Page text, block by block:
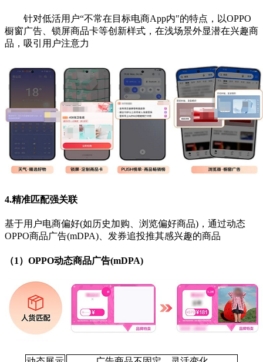
针对低活用户“不常在目标电商App内"的特点，以OPPO
橱窗广告、锁屏商品卡等创新样式，在浅场景外显潜在兴趣商
品，吸引用户注意力
4.精准匹配强关联
基于用户电商偏好(如历史加购、浏览偏好商品)，通过动态
OPPO商品广告(mDPA)、发券追投推其感兴趣的商品
（1）OPPO动态商品广告(mDPA)